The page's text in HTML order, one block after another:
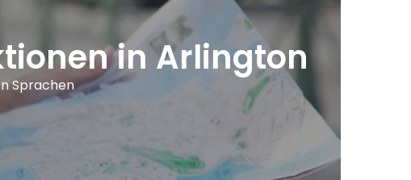
in Arlington
Sprachen